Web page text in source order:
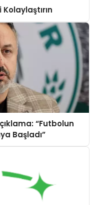
Kolaylaştırın
“Futbolun
Başladı”